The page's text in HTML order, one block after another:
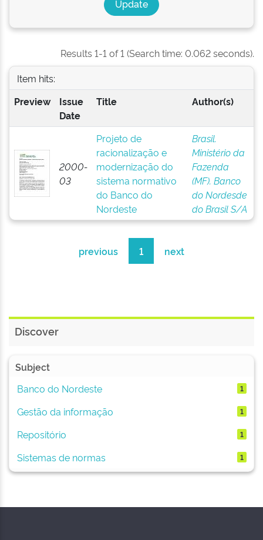
Results 1-1 of 1 (Search time: 0.062 seconds).
Item hits:
Preview
Issue
Date
Title Author(s)
2000-
03
Projeto de
racionalização e
modernização do
sistema normativo
do Banco do
Nordeste
Brasil.
Ministério da
Fazenda
(MF). Banco
do Nordesde
do Brasil S/A
previous 1 next
Discover
Subject
Banco do Nordeste
1
Gestão da informação 1
Repositório 1
Sistemas de normas 1